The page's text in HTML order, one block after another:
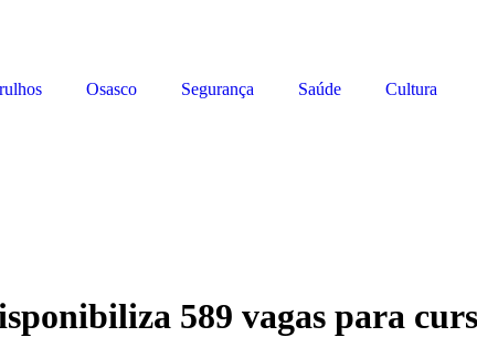
Osasco Segurança Saúde Cultura
589 vagas para